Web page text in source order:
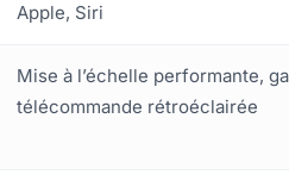
Apple, Siri
Mise à l’échelle performante,
télécommande rétroéclairée